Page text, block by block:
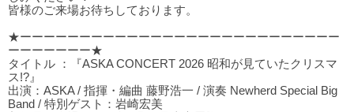
皆様のご来場お待ちしております。
★ーーーーーーーーーーーーーーーーーーーーーーーーーーー
ーーーーーーー★
タイトル ：『ASKA CONCERT 2026 昭和が見ていたクリスマ
ス!?』
出演：ASKA / 指揮・編曲 藤野浩一 / 演奏 Newherd Special Big
Band / 特別ゲスト：岩崎宏美